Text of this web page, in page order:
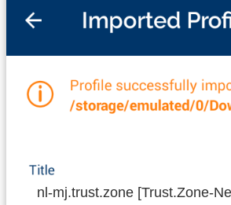
nl-mj.trust.zone [Trust.Zone-